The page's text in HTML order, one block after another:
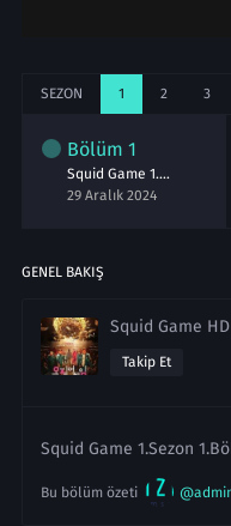
SEZON 1 2 3
Bölüm 1
Squid Game 1.Sezon 1.Bölüm izle
29 Aralık 2024
GENEL BAKIŞ
Squid Game HD
Takip Et
Squid Game 1.Sezon
Bu bölüm özeti